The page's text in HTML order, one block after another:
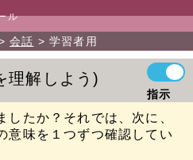
ル
会話 学習者用
理解しよう
指示
したか？それでは、次に、
意味を１つずつ確認してい